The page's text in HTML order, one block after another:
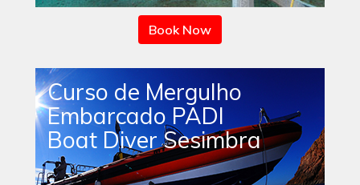
Book Now
Curso de Mergulho
Embarcado PADI
Boat Diver Sesimbra